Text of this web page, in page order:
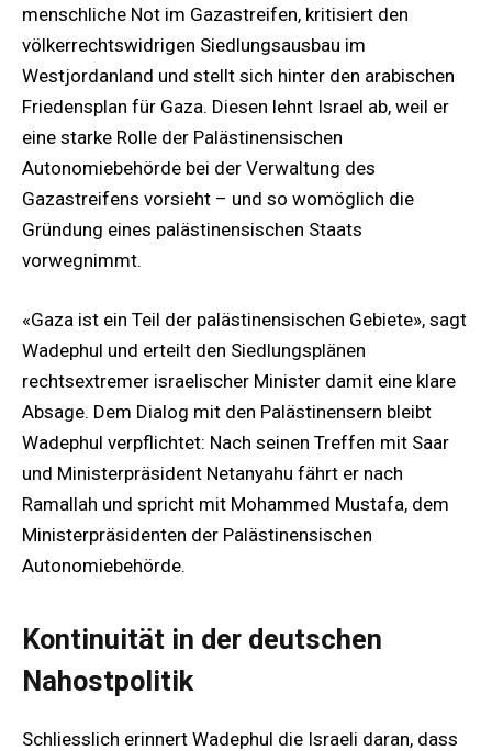
menschliche Not im Gazastreifen, kritisiert den
völkerrechtswidrigen Siedlungsausbau im
Westjordanland und stellt sich hinter den arabischen
Friedensplan für Gaza. Diesen lehnt Israel ab, weil er
eine starke Rolle der Palästinensischen
Autonomiebehörde bei der Verwaltung des
Gazastreifens vorsieht – und so womöglich die
Gründung eines palästinensischen Staats
vorwegnimmt.
«Gaza ist ein Teil der palästinensischen Gebiete», sagt
Wadephul und erteilt den Siedlungsplänen
rechtsextremer israelischer Minister damit eine klare
Absage. Dem Dialog mit den Palästinensern bleibt
Wadephul verpflichtet: Nach seinen Treffen mit Saar
und Ministerpräsident Netanyahu fährt er nach
Ramallah und spricht mit Mohammed Mustafa, dem
Ministerpräsidenten der Palästinensischen
Autonomiebehörde.
Kontinuität in der deutschen
Nahostpolitik
Schliesslich erinnert Wadephul die Israeli daran, dass